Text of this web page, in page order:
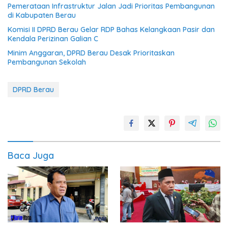
Pemerataan Infrastruktur Jalan Jadi Prioritas Pembangunan
di Kabupaten Berau
Komisi II DPRD Berau Gelar RDP Bahas Kelangkaan Pasir dan
Kendala Perizinan Galian C
Minim Anggaran, DPRD Berau Desak Prioritaskan
Pembangunan Sekolah
DPRD Berau
Baca Juga